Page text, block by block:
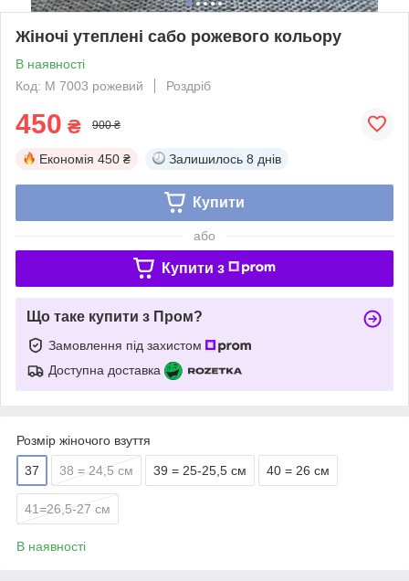
Жіночі утеплені сабо рожевого кольору
В наявності
Код: М 7003 рожевий
Роздріб
450 ₴ 900 ₴
Економія 450 ₴ Залишилось 8 днів
Купити
або
Купити з
Що таке купити з Пром?
Замовлення під захистом
Доступна доставка
Розмір жіночого взуття
37 38 = 24,5 см 39 = 25-25,5 см 40 = 26 см
41=26,5-27 см
В наявності